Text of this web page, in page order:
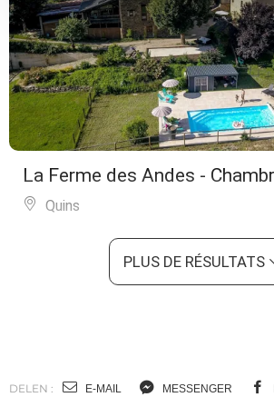
La Ferme des Andes -
Quins
PLUS DE RÉSULTATS
DELEN : E-MAIL MESSENGER